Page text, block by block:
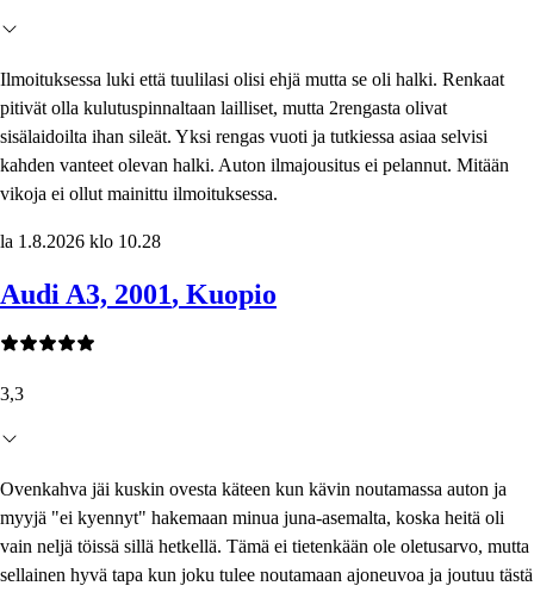
Ilmoituksessa luki että tuulilasi olisi ehjä mutta se oli halki. Renkaat
pitivät olla kulutuspinnaltaan lailliset, mutta 2rengasta olivat
sisälaidoilta ihan sileät. Yksi rengas vuoti ja tutkiessa asiaa selvisi
kahden vanteet olevan halki. Auton ilmajousitus ei pelannut. Mitään
vikoja ei ollut mainittu ilmoituksessa.
la 1.8.2026 klo 10.28
Audi A3, 2001, Kuopio
3,3
Ovenkahva jäi kuskin ovesta käteen kun kävin noutamassa auton ja
myyjä "ei kyennyt" hakemaan minua juna-asemalta, koska heitä oli
vain neljä töissä sillä hetkellä. Tämä ei tietenkään ole oletusarvo, mutta
sellainen hyvä tapa kun joku tulee noutamaan ajoneuvoa ja joutuu tästä